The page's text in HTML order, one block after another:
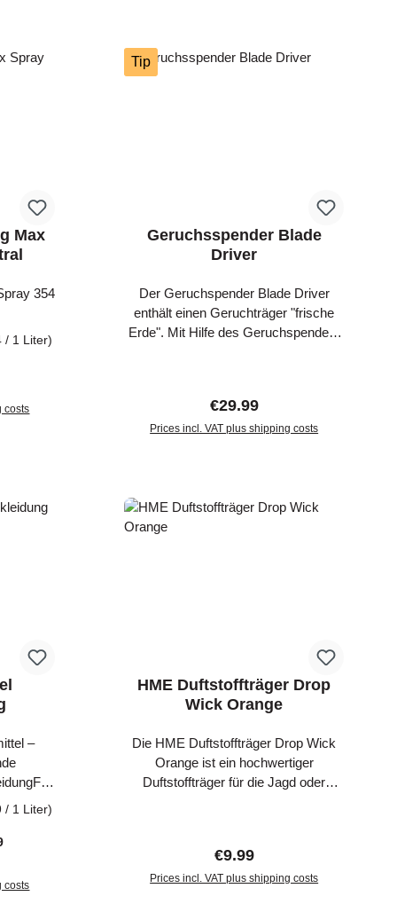
am
macht
Befestigung.
Max
354
/ 1 Liter)
costs
Tip
Geruchsspender Blade
Driver
Der Geruchspender Blade Driver
enthält einen Geruchträger "frische
Erde". Mit Hilfe des Geruchspenders
hoher Drehzahl, um den Geruch
effizient und weiträumig zu verteilen.
hängen. Der Geruchsspender Der
Geruchspender läuft auf zwei AA-
Regular price:
€29.99
Prices incl. VAT plus shipping costs
–
nur
deine
Mit
von
du
/ 1 Liter)
costs
HME Duftstoffträger Drop
Wick Orange
Die HME Duftstoffträger Drop Wick
Orange ist ein hochwertiger
Duftstoffträger für die Jagd oder
luftdicht verschlossen werden, so
dass beim Transport eine
Regular price:
€9.99
Prices incl. VAT plus shipping costs